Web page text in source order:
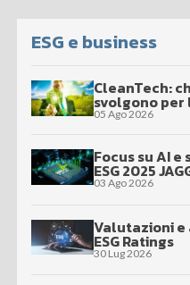
ESG e business
CleanTech:
svolgono per
05 Ago 2026
Focus su AI
ESG 2025
03 Ago 2026
Valutazioni e
ESG Ratings
30 Lug 2026